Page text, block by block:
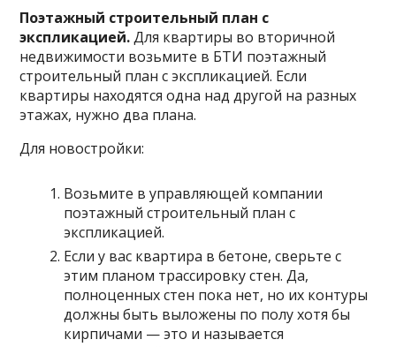
Поэтажный строительный план с
экспликацией.Для квартиры во вторичной
недвижимости возьмите в БТИ поэтажный
строительный план с экспликацией. Если
квартиры находятся одна над другой на разных
этажах, нужно два плана.
Для новостройки:
Возьмите в управляющей компании
поэтажный строительный план с
экспликацией.
Если у вас квартира в бетоне, сверьте с
этим планом трассировку стен. Да,
полноценных стен пока нет, но их контуры
должны быть выложены по полу хотя бы
кирпичами — это и называется